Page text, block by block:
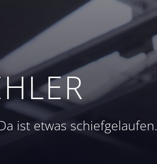
ist etwas schiefgelaufen.